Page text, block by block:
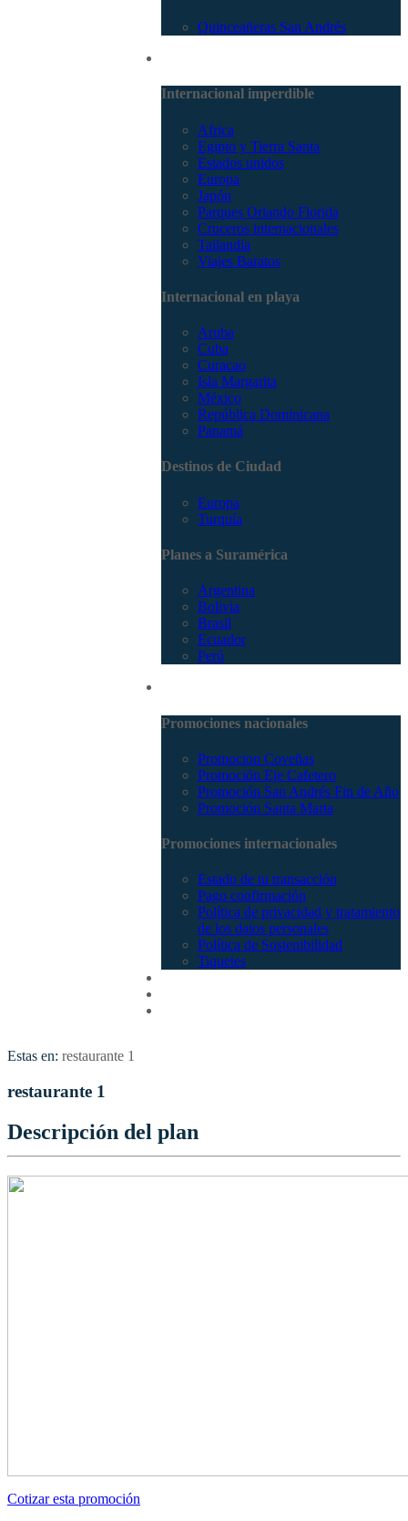
Quinceañeras San Andrés
Internacional imperdible
Africa
Egipto y Tierra Santa
Estados unidos
Europa
Japón
Parques Orlando Florida
Cruceros internacionales
Tailandia
Viajes Baratos
Internacional en playa
Aruba
Cuba
Curacao
Isla Margarita
México
República Dominicana
Panamá
Destinos de Ciudad
Europa
Turquía
Planes a Suramérica
Argentina
Bolivia
Brasil
Ecuador
Perú
Promociones nacionales
Promocion Coveñas
Promoción Eje Cafetero
Promoción San Andrés Fin de Año
Promoción Santa Marta
Promociones internacionales
Estado de tu transacción
Pago confirmación
Política de privacidad y tratamiento
de los datos personales
Política de Sostenibilidad
Tiquetes
Estas en: restaurante 1
restaurante 1
Descripción del plan
Cotizar esta promoción